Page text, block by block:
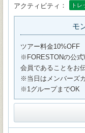
アクティビティ トレ
モ
ツアー料金10%OFF
※FORESTONの公式
会員であることをお
※当日はメンバーズ
※1グループまでOK